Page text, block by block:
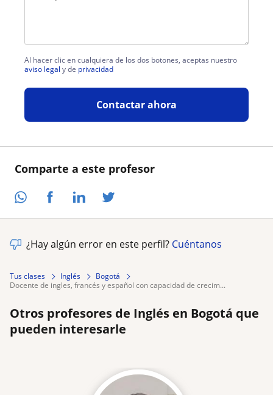
Comparte a este profesor
Al hacer clic en cualquiera de los dos botones, aceptas nuestro
aviso legal y de privacidad
Contactar ahora
¿Hay algún error en este perfil? Cuéntanos
Tus clases Inglés
Bogotá
docente de ingles, francés y español con capacidad de crecim...
Otros profesores de Inglés en Bogotá que
pueden interesarle